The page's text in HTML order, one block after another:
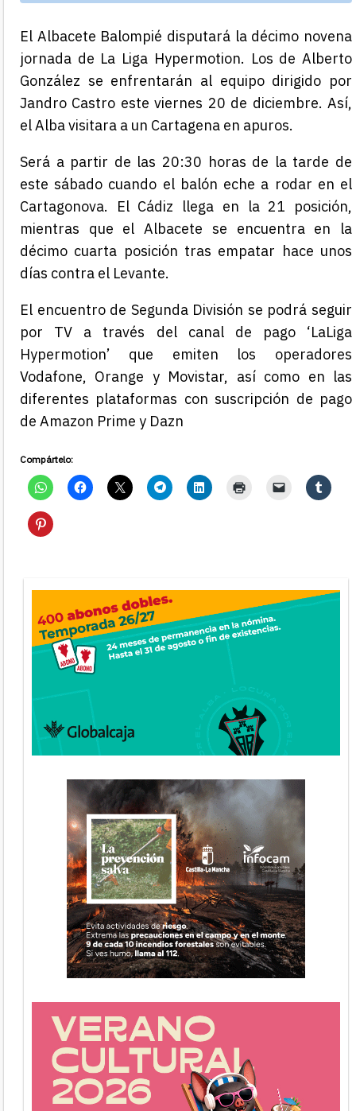
El Albacete Balompié disputará la décimo novena
jornada de La Liga Hypermotion. Los de Alberto
González se enfrentarán al equipo dirigido por
Jandro Castro este viernes 20 de diciembre. Así,
el Alba visitara a un Cartagena en apuros.
Será a partir de las 20:30 horas de la tarde de
este sábado cuando el balón eche a rodar en el
Cartagonova. El Cádiz llega en la 21 posición,
mientras que el Albacete se encuentra en la
décimo cuarta posición tras empatar hace unos
días contra el Levante.
El encuentro de Segunda División se podrá seguir
por TV a través del canal de pago ‘LaLiga
Hypermotion’ que emiten los operadores
Vodafone, Orange y Movistar, así como en las
diferentes plataformas con suscripción de pago
de Amazon Prime y Dazn
Compártelo: